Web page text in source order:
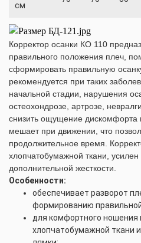
см
Корректор осанки КО 110
правильного положения плеч,
сформировать правильную
рекомендуется при таких
начальной стадии, нарушения
остеохондрозе, артрозе,
снизить ощущение
мешает при движении, что
продолжительное время.
хлопчатобумажной ткани,
дополнительной жесткости.
Особенности:
обеспечивает разворот
формированию
для комфортного ношения
хлопчатобумажной ткани